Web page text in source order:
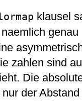
klausel
naemlich
zahlen sind
Die
der